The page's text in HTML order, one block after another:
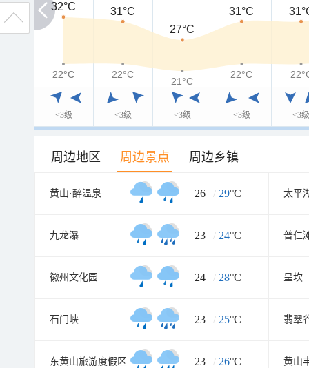
<3级 <3级 <3级 <3级 <3级
32°C
32°C 31°C
27°C
31°C
22°C
22°C 22°C
21°C
22°C
周边地区 周边景点 周边乡镇
黄山·醉温泉 26 / 29°C 太平
九龙瀑 23 / 24°C 普仁
徽州文化园 24 / 28°C 呈坎
石门峡 23 / 25°C 翡翠
东黄山旅游度假区 23 / 26°C 黄山